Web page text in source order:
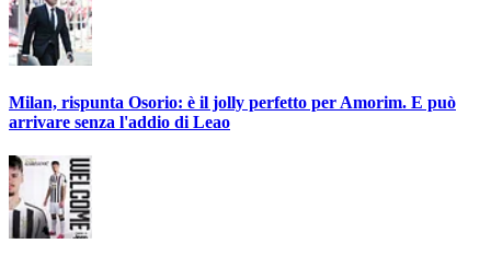
Milan, rispunta Osorio: è il jolly perfetto per Amorim. E può
arrivare senza l'addio di Leao